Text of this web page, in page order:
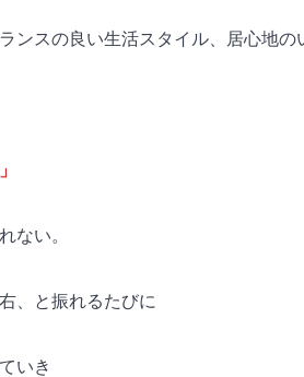
ンスの良い生活スタイル、居心地
ない。
、と振れるたびに
いき